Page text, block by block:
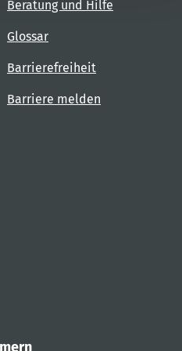
Beratung und Hilfe
Glossar
Barrierefreiheit
Barriere melden